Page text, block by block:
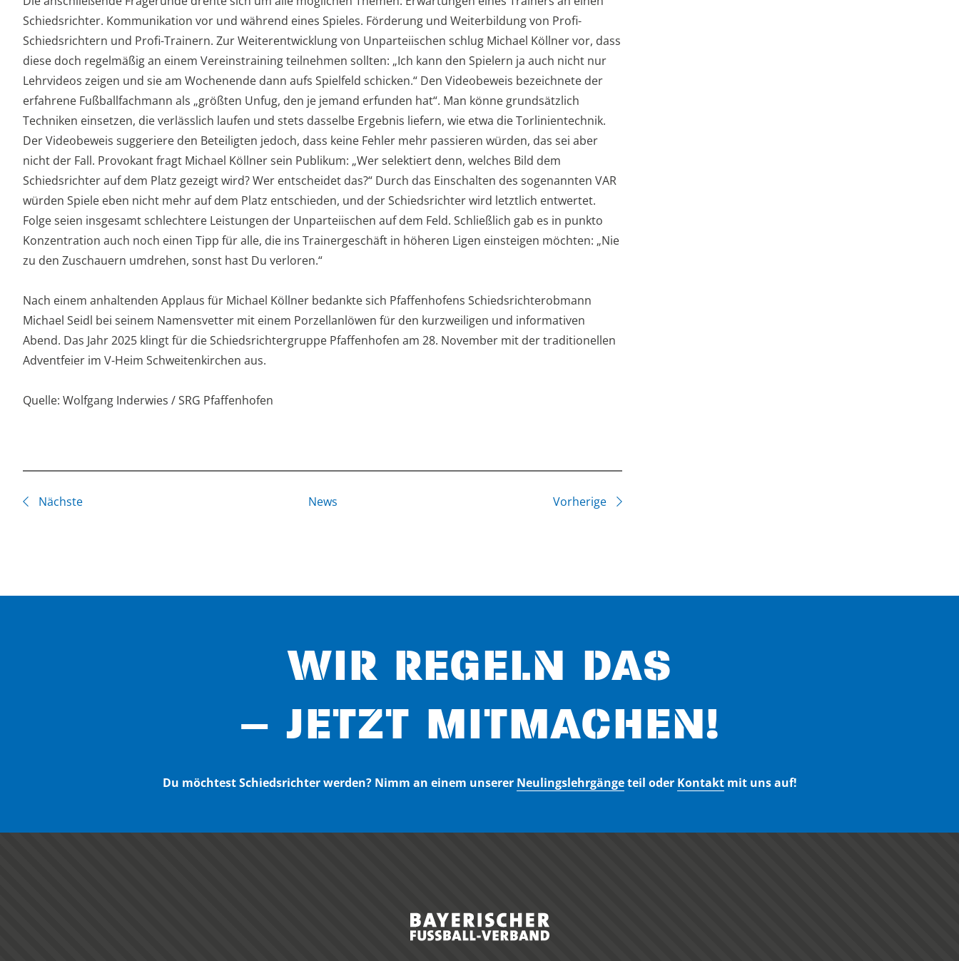
Schiedsrichter. Kommunikation vor und während eines Spieles. Förderung und Weiterbildung von Profi-
Schiedsrichtern und Profi-Trainern. Zur Weiterentwicklung von Unparteiischen schlug Michael Köllner vor, dass
diese doch regelmäßig an einem Vereinstraining teilnehmen sollten: „Ich kann den Spielern ja auch nicht nur
Lehrvideos zeigen und sie am Wochenende dann aufs Spielfeld schicken.“ Den Videobeweis bezeichnete der
erfahrene Fußballfachmann als „größten Unfug, den je jemand erfunden hat“. Man könne grundsätzlich
Techniken einsetzen, die verlässlich laufen und stets dasselbe Ergebnis liefern, wie etwa die Torlinientechnik.
Der Videobeweis suggeriere den Beteiligten jedoch, dass keine Fehler mehr passieren würden, das sei aber
nicht der Fall. Provokant fragt Michael Köllner sein Publikum: „Wer selektiert denn, welches Bild dem
Schiedsrichter auf dem Platz gezeigt wird? Wer entscheidet das?“ Durch das Einschalten des sogenannten VAR
würden Spiele eben nicht mehr auf dem Platz entschieden, und der Schiedsrichter wird letztlich entwertet.
Folge seien insgesamt schlechtere Leistungen der Unparteiischen auf dem Feld. Schließlich gab es in punkto
Konzentration auch noch einen Tipp für alle, die ins Trainergeschäft in höheren Ligen einsteigen möchten: „Nie
zu den Zuschauern umdrehen, sonst hast Du verloren.“
Nach einem anhaltenden Applaus für Michael Köllner bedankte sich Pfaffenhofens Schiedsrichterobmann
Michael Seidl bei seinem Namensvetter mit einem Porzellanlöwen für den kurzweiligen und informativen
Abend. Das Jahr 2025 klingt für die Schiedsrichtergruppe Pfaffenhofen am 28. November mit der traditionellen
Adventfeier im V-Heim Schweitenkirchen aus.
Quelle: Wolfgang Inderwies / SRG Pfaffenhofen
Nächste News Vorherige
WIR REGELN DAS
– JETZT MITMACHEN!
Du möchtest Schiedsrichter werden? Nimm an einem unserer Neulingslehrgängeteil oder Kontaktmit uns auf!